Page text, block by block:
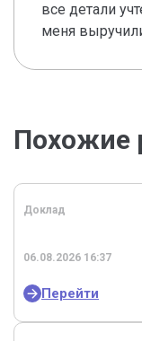
все детали
меня
Похожие
Доклад
06.08.2026 16:37
Перейти